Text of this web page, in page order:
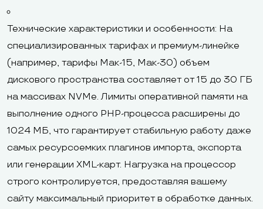
Технические характеристики и особенности: На
специализированных тарифах и премиум-линейке
(например, тарифы Мак-15, Мак-30) объем
дискового пространства составляет от 15 до 30 ГБ
на массивах NVMe. Лимиты оперативной памяти на
выполнение одного PHP-процесса расширены до
1024 МБ, что гарантирует стабильную работу даже
самых ресурсоемких плагинов импорта, экспорта
или генерации XML-карт. Нагрузка на процессор
строго контролируется, предоставляя вашему
сайту максимальный приоритет в обработке данных.